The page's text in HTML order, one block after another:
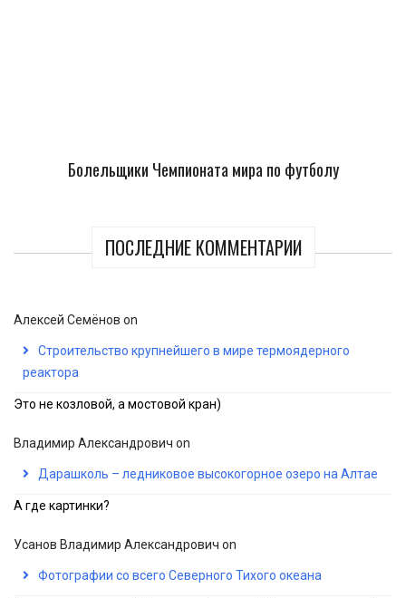
Болельщики Чемпионата мира по футболу
ПОСЛЕДНИЕ КОММЕНТАРИИ
Алексей Семёнов on
Строительство крупнейшего в мире термоядерного
реактора
Это не козловой, а мостовой кран)
Владимир Александрович on
Дарашколь – ледниковое высокогорное озеро на Алтае
А где картинки?
Усанов Владимир Александрович on
Фотографии со всего Северного Тихого океана